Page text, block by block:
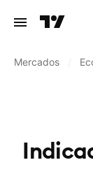
Mercados